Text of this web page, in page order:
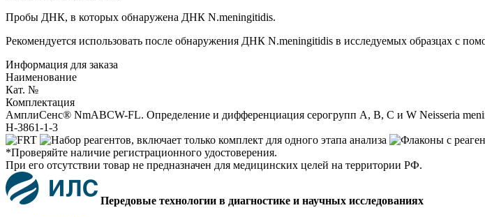
Пробы ДНК, в которых обнаружена ДНК N.meningitidis.
Рекомендуется использовать после обнаружения ДНК N.meningitidis в исследуемых образцах с
Информация для заказа
Наименование
Кат. №
Комплектация
АмплиСенс® NmABCW-FL. Определение и дифференциация серогрупп A, B, C и W Neisseria
H-3861-1-3
*Проверяйте наличие регистрационного удостоверения.
При его отсутствии товар не предназначен для медицинских целей на территории РФ.
Передовые технологии в диагностике и научных исследованиях